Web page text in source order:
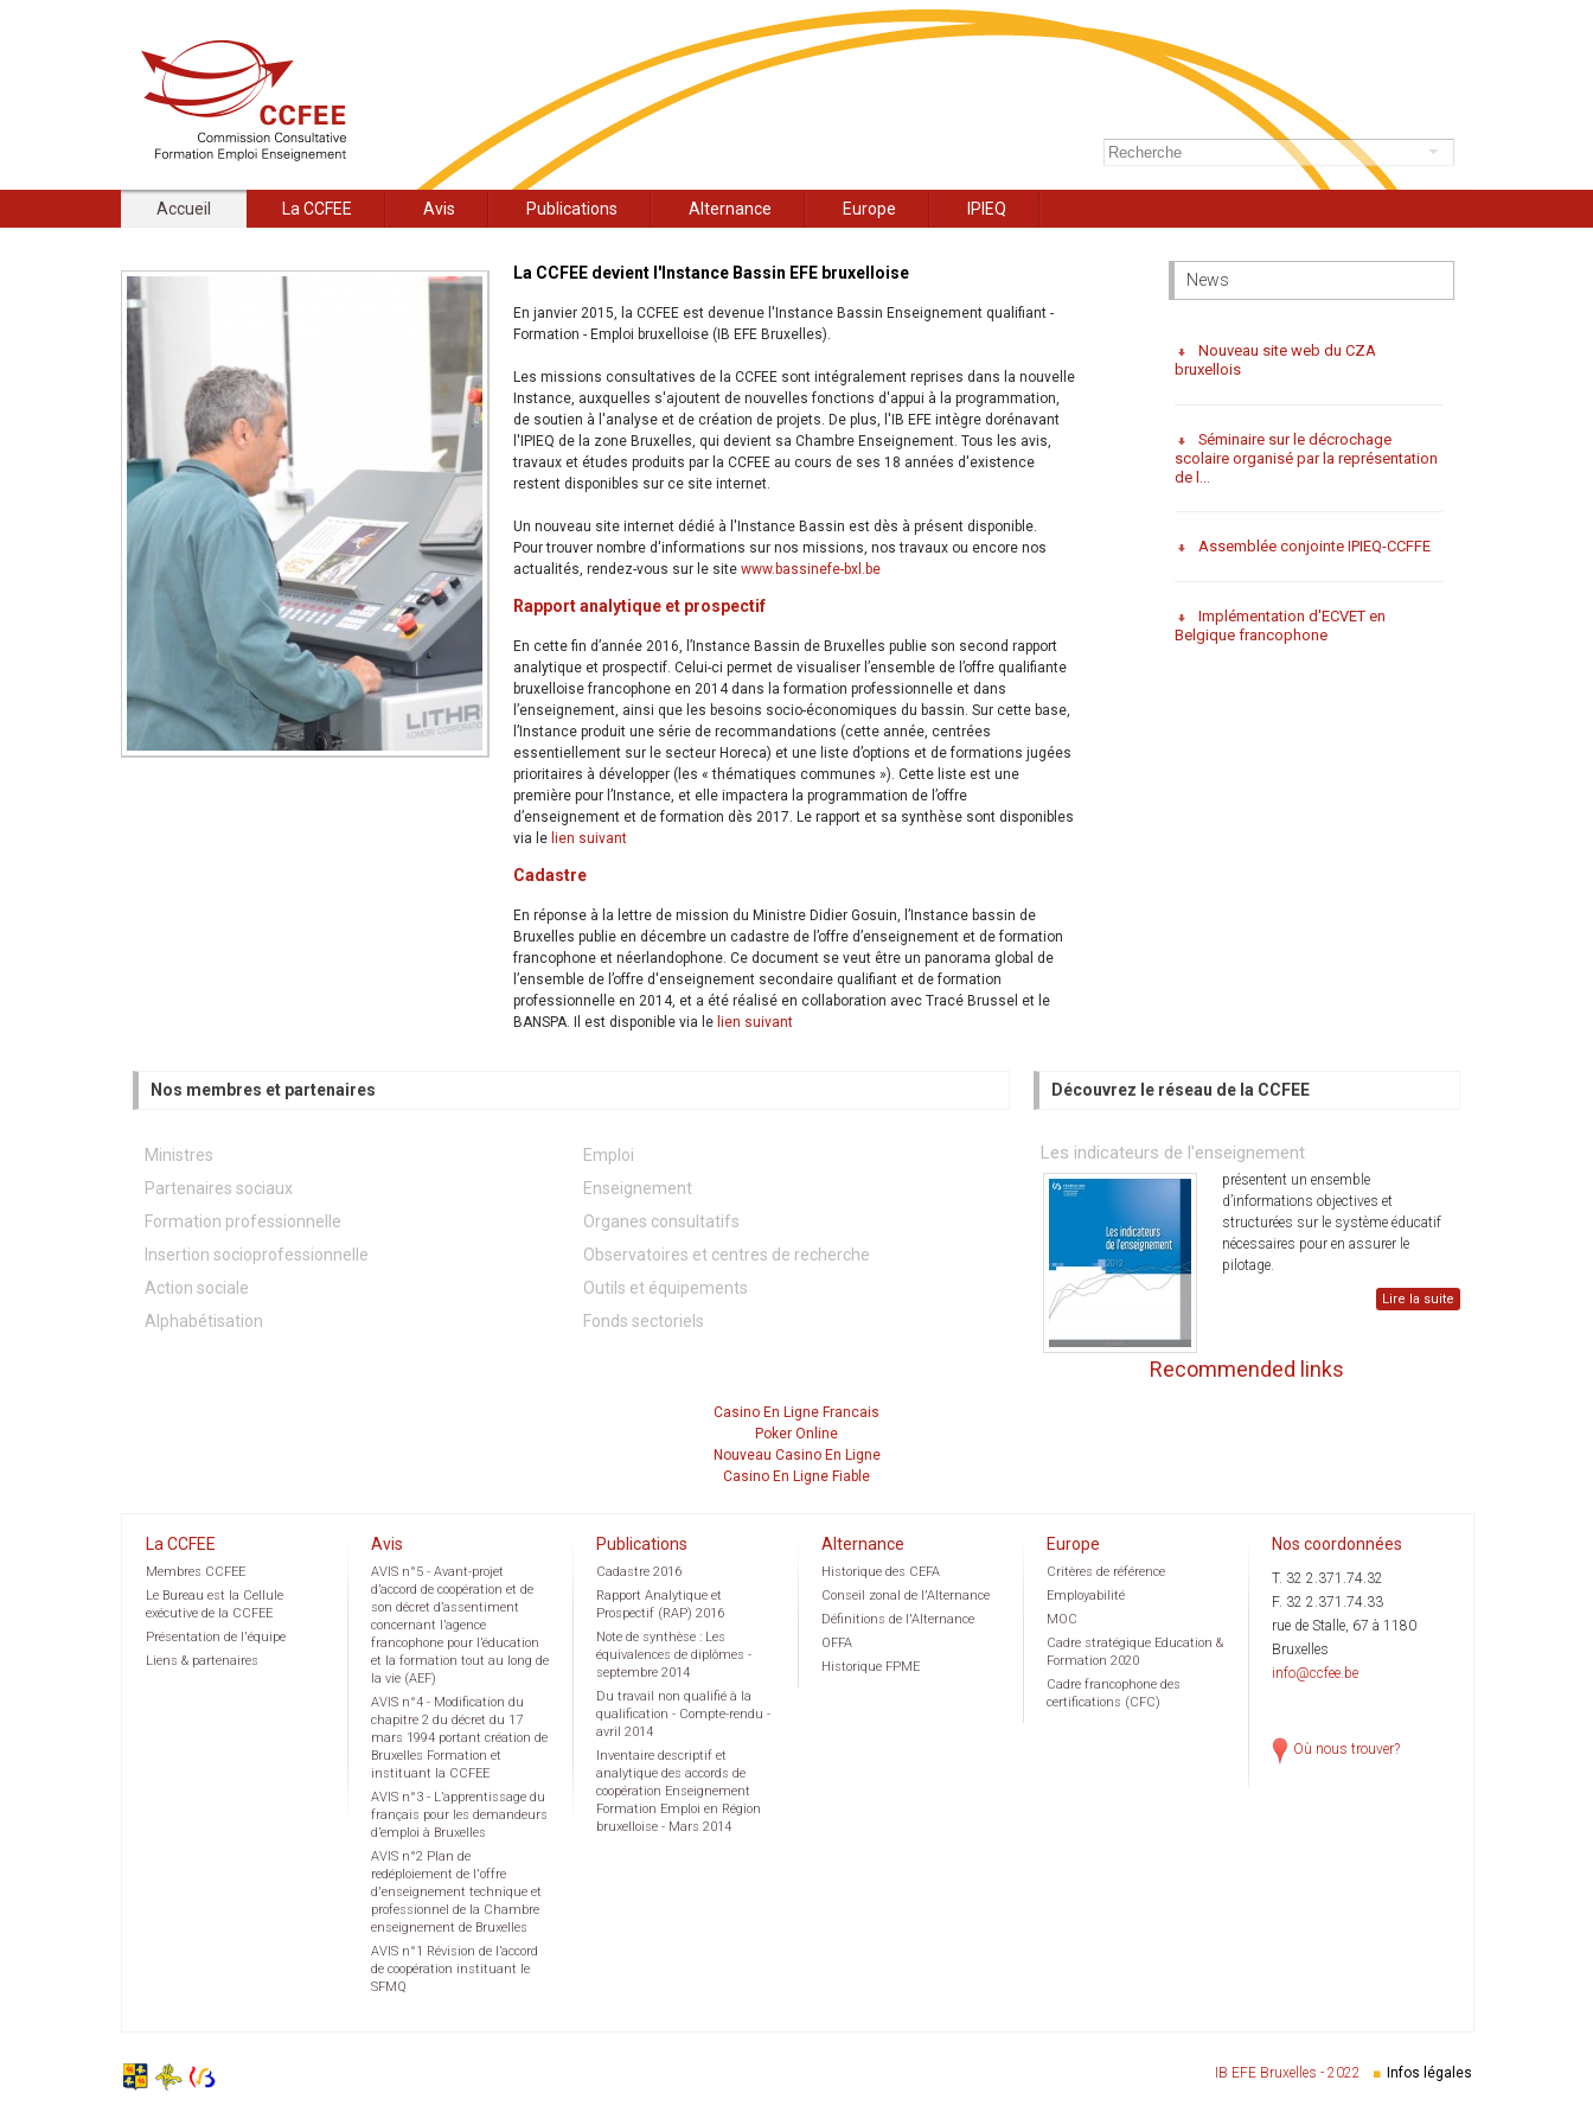
Accueil La CCFEE Avis Publications Alternance Europe IPIEQ
La CCFEE devient l'Instance Bassin EFE bruxelloise
En janvier 2015, la CCFEE est devenue l'Instance Bassin Enseignement qualifiant -
Formation - Emploi bruxelloise (IB EFE Bruxelles).
Les missions consultatives de la CCFEE sont intégralement reprises dans la nouvelle
Instance, auxquelles s'ajoutent de nouvelles fonctions d'appui à la programmation,
de soutien à l'analyse et de création de projets. De plus, l'IB EFE intègre dorénavant
l'IPIEQ de la zone Bruxelles, qui devient sa Chambre Enseignement. Tous les avis,
travaux et études produits par la CCFEE au cours de ses 18 années d'existence
restent disponibles sur ce site internet.
Un nouveau site internet dédié à l'Instance Bassin est dès à présent disponible.
Pour trouver nombre d'informations sur nos missions, nos travaux ou encore nos
actualités, rendez-vous sur le site www.bassinefe-bxl.be
Rapport analytique et prospectif
En cette fin d’année 2016, l’Instance Bassin de Bruxelles publie son second rapport
analytique et prospectif. Celui-ci permet de visualiser l’ensemble de l’offre qualifiante
bruxelloise francophone en 2014 dans la formation professionnelle et dans
l’enseignement, ainsi que les besoins socio-économiques du bassin. Sur cette base,
l’Instance produit une série de recommandations (cette année, centrées
essentiellement sur le secteur Horeca) et une liste d’options et de formations jugées
prioritaires à développer (les « thématiques communes »). Cette liste est une
première pour l’Instance, et elle impactera la programmation de l’offre
d’enseignement et de formation dès 2017. Le rapport et sa synthèse sont disponibles
via le lien suivant
Cadastre
En réponse à la lettre de mission du Ministre Didier Gosuin, l’Instance bassin de
Bruxelles publie en décembre un cadastre de l’offre d’enseignement et de formation
francophone et néerlandophone. Ce document se veut être un panorama global de
l’ensemble de l’offre d'enseignement secondaire qualifiant et de formation
professionnelle en 2014, et a été réalisé en collaboration avec Tracé Brussel et le
BANSPA. Il est disponible via le lien suivant
News
Nouveau site web du CZA
bruxellois
Séminaire sur le décrochage
scolaire organisé par la représentation
de l...
Assemblée conjointe IPIEQ-CCFFE
Implémentation d'ECVET en
Belgique francophone
Nos membres et partenaires
Ministres
Partenaires sociaux
Formation professionnelle
Insertion socioprofessionnelle
Action sociale
Alphabétisation
Emploi
Enseignement
Organes consultatifs
Observatoires et centres de recherche
Outils et équipements
Fonds sectoriels
Découvrez le réseau de la CCFEE
Les indicateurs de l'enseignement
présentent un ensemble
d’informations objectives et
structurées sur le système éducatif
nécessaires pour en assurer le
pilotage.
Lire la suite
Recommended links
Casino En Ligne Francais
Poker Online
Nouveau Casino En Ligne
Casino En Ligne Fiable
La CCFEE
Membres CCFEE
Le Bureau est la Cellule
exécutive de la CCFEE
Présentation de l'équipe
Liens & partenaires
Avis
AVIS n°5 - Avant-projet
d’accord de coopération et de
son décret d’assentiment
concernant l’agence
francophone pour l’éducation
et la formation tout au long de
la vie (AEF)
AVIS n°4 - Modification du
chapitre 2 du décret du 17
mars 1994 portant création de
Bruxelles Formation et
instituant la CCFEE
AVIS n°3 - L’apprentissage du
français pour les demandeurs
d’emploi à Bruxelles
AVIS n°2 Plan de
redéploiement de l'offre
d'enseignement technique et
professionnel de la Chambre
enseignement de Bruxelles
AVIS n°1 Révision de l’accord
de coopération instituant le
SFMQ
Publications
Cadastre 2016
Rapport Analytique et
Prospectif (RAP) 2016
Note de synthèse : Les
équivalences de diplômes -
septembre 2014
Du travail non qualifié à la
qualification - Compte-rendu -
avril 2014
Inventaire descriptif et
analytique des accords de
coopération Enseignement
Formation Emploi en Région
bruxelloise - Mars 2014
Alternance
Historique des CEFA
Conseil zonal de l'Alternance
Définitions de l'Alternance
OFFA
Historique FPME
Europe
Critères de référence
Employabilité
MOC
Cadre stratégique Education &
Formation 2020
Cadre francophone des
certifications (CFC)
Nos coordonnées
T. 32 2.371.74.32
F. 32 2.371.74.33
rue de Stalle, 67 à 1180
Bruxelles
info@ccfee.be
Où nous trouver?
IB EFE Bruxelles - 2022 Infos légales